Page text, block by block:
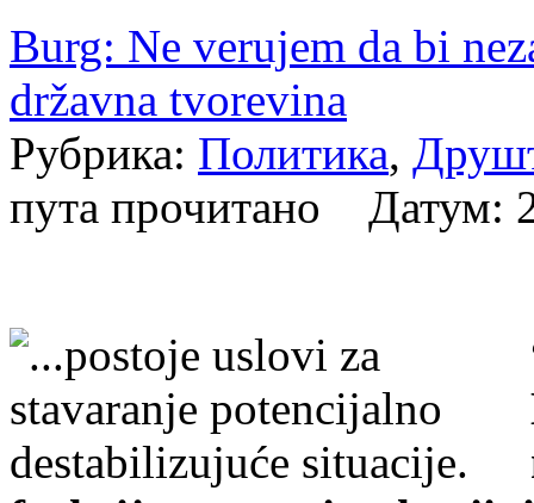
Burg: Ne verujem da bi
državna tvorevina
Рубрика: Политика,
пута прочитано Датум: